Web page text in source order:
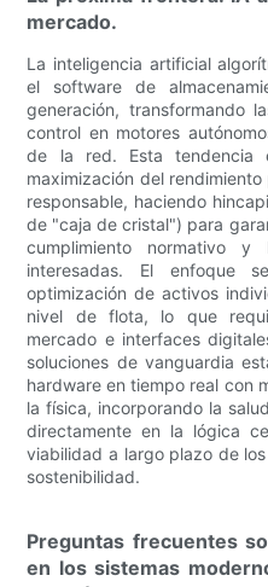
mercado.
La inteligencia artificial
el software de
generación, transformando
control en motores
de la red. Esta tendencia
maximización del
responsable, haciendo
de "caja de cristal") para
cumplimiento normativo
interesadas. El enfoque
optimización de activos
nivel de flota, lo que
mercado e interfaces
soluciones de vanguardia
hardware en tiempo real con
la física, incorporando la
directamente en la lógica
viabilidad a largo plazo de
sostenibilidad.
Preguntas frecuentes
en los sistemas